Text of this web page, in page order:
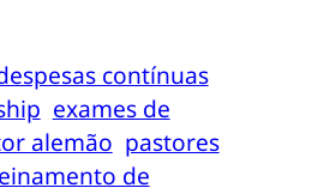
contínuas
exames de
alemão pastores
de